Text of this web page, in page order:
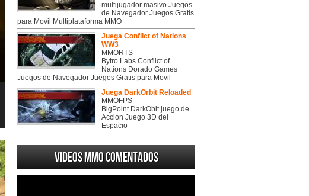
multijugador masivo Juegos
de Navegador Juegos Gratis
para Movil Multiplataforma MMO
Juega Conflict of Nations
WW3
MMORTS
Bytro Labs Conflict of
Nations Dorado Games
Juegos de Navegador Juegos Gratis para Movil
Juega DarkOrbit Reloaded
MMOFPS
BigPoint DarkObit juego de
Accion Juego 3D del
Espacio
Videos MMO Comentados